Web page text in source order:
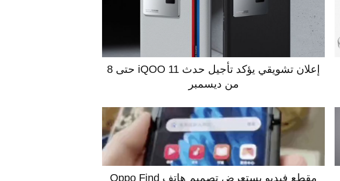
إعلان تشويقي يؤكد تأجيل حدث iQOO 11 حتى 8
من ديسمبر
مقطع فيديو يستعرض تصميم هاتف Oppo Find